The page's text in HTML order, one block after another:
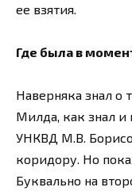
ее взятия.
Где была в
Наверняка знал о
Милда, как знал и
УНКВД М.В.
коридору. Но
Буквально на